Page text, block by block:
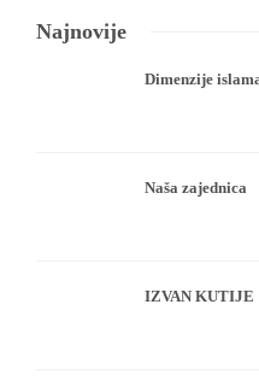
Najnovije
Dimenzije
Naša zajednica
IZVAN KUTIJE